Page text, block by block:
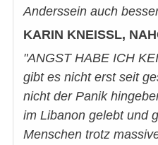
Anderssein auch
KARIN KNEISSL,
"ANGST HABE ICH
gibt es nicht erst seit
nicht der Panik
im Libanon gelebt und
Menschen trotz